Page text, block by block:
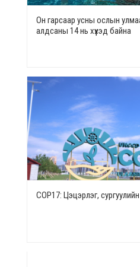
Он гарсаар усны ослын
алдсаны 14 нь хүүхэд байна
СОР17: Цэцэрлэг,